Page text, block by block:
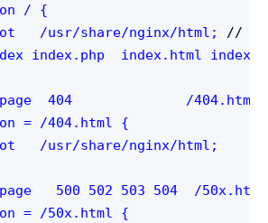
/ {
/usr/share/nginx/html;
//
index.php  index.html
404              /404.html;
= /404.html {
/usr/share/nginx/html;
500 502 503 504  /
= /50x.html {